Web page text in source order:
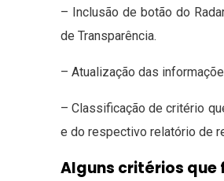
– Inclusão de botão do
de Transparência.
– Atualização das
– Classificação de critério
e do respectivo relatório de
Alguns critérios